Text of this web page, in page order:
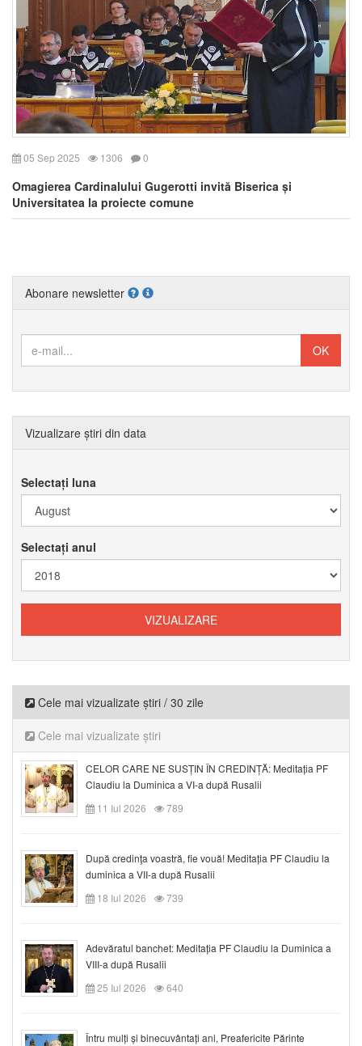
05 Sep 2025 1306 0
Omagierea Cardinalului Gugerotti invită Biserica și
Universitatea la proiecte comune
Abonare newsletter
Vizualizare știri din data
Selectați luna
Selectați anul
Cele mai vizualizate știri / 30 zile
Cele mai vizualizate știri
CELOR CARE NE SUSȚIN ÎN CREDINȚĂ: Meditația PF
Claudiu la Duminica a VI-a după Rusalii
11 Iul 2026
789
După credinţa voastră, fie vouă! Meditația PF Claudiu la
duminica a VII-a după Rusalii
18 Iul 2026
739
Adevăratul banchet: Meditația PF Claudiu la Duminica a
VIII-a după Rusalii
25 Iul 2026
640
Întru mulți și binecuvântați ani, Preafericite Părinte